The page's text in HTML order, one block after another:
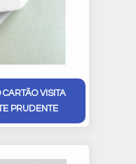
VISITA
PRUDENTE